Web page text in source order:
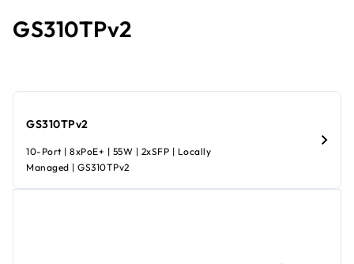
GS310TPv2
GS310TPv2
10-Port | 8xPoE+ | 55W | 2xSFP | Locally
Managed | GS310TPv2